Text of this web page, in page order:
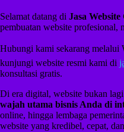
Selamat datang di Jasa
pembuatan website
Hubungi kami sekarang melalui
kunjungi website resmi kami di
konsultasi gratis.
Di era digital, website bukan
wajah utama bisnis Anda di
online, hingga lembaga
website yang kredibel, cepat,